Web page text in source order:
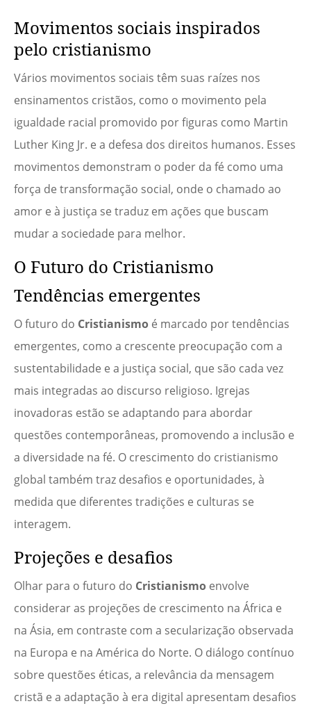
Movimentos sociais inspirados
pelo cristianismo
Vários movimentos sociais têm suas raízes nos
ensinamentos cristãos, como o movimento pela
igualdade racial promovido por figuras como Martin
Luther King Jr. e a defesa dos direitos humanos. Esses
movimentos demonstram o poder da fé como uma
força de transformação social, onde o chamado ao
amor e à justiça se traduz em ações que buscam
mudar a sociedade para melhor.
O Futuro do Cristianismo
Tendências emergentes
O futuro do Cristianismo é marcado por tendências
emergentes, como a crescente preocupação com a
sustentabilidade e a justiça social, que são cada vez
mais integradas ao discurso religioso. Igrejas
inovadoras estão se adaptando para abordar
questões contemporâneas, promovendo a inclusão e
a diversidade na fé. O crescimento do cristianismo
global também traz desafios e oportunidades, à
medida que diferentes tradições e culturas se
interagem.
Projeções e desafios
Olhar para o futuro do Cristianismo envolve
considerar as projeções de crescimento na África e
na Ásia, em contraste com a secularização observada
na Europa e na América do Norte. O diálogo contínuo
sobre questões éticas, a relevância da mensagem
cristã e a adaptação à era digital apresentam desafios